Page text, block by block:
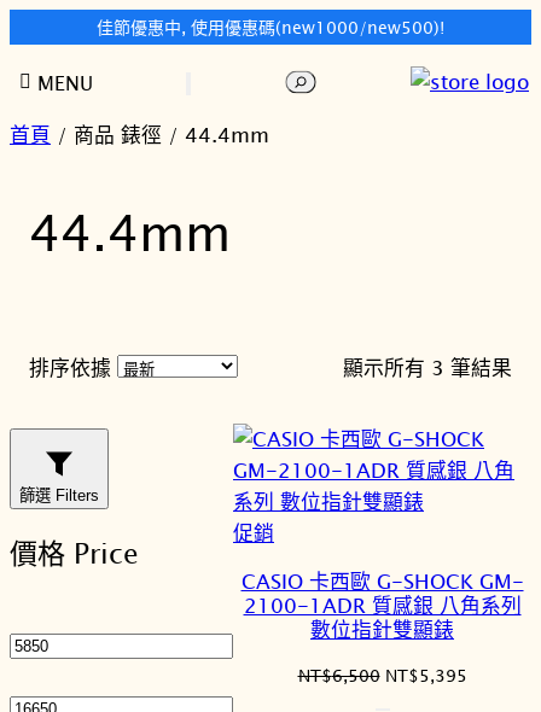
佳節優惠中, 使用優惠碼(new1000/new500)!
至
主
要
搜
MENU
首頁 / 商品 錶徑 / 44.4mm
44.4mm
排序依據 顯示所有 3 筆結果
項
篩選 Filters
價格 Price
低
格
高
促銷
商
CASIO 卡西歐 G-SHOCK GM-
2100-1ADR 質感銀 八角系列
數位指針雙顯錶
NT$6,500 原
NT$5,395目